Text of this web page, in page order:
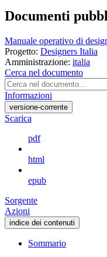
Documenti
Manuale operativo di
Progetto: Designers Italia
Amministrazione: italia
Cerca nel documento
Informazioni
versione-corrente
Scarica
pdf
html
epub
Sorgente
Azioni
indice dei contenuti
Sommario